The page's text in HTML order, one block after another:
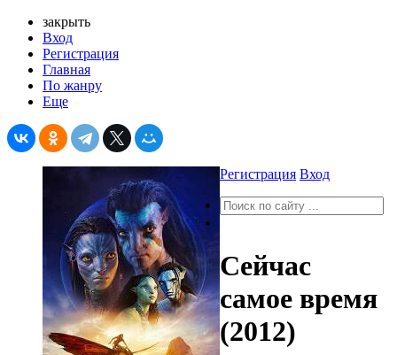
закрыть
Вход
Регистрация
Главная
По жанру
Еще
Регистрация Вход
Сейчас
самое время
(2012)